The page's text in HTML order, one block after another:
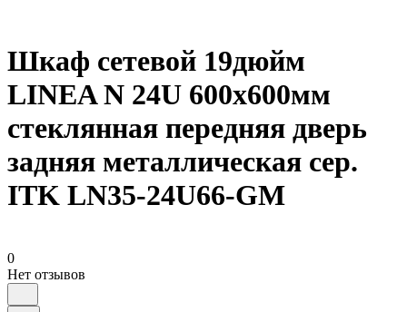
Шкаф сетевой 19дюйм
LINEA N 24U 600х600мм
стеклянная передняя дверь
задняя металлическая сер.
ITK LN35-24U66-GM
0
Нет отзывов